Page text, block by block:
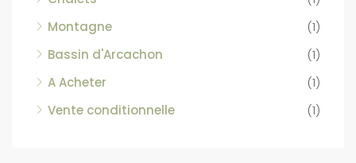
Montagne
(1)
Bassin d'Arcachon
(1)
A Acheter
(1)
Vente conditionnelle
(1)